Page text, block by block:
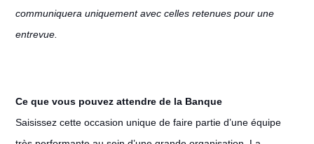
communiquera uniquement avec celles retenues pour une
entrevue.
Ce que vous pouvez attendre de la Banque
Saisissez cette occasion unique de faire partie d’une équipe